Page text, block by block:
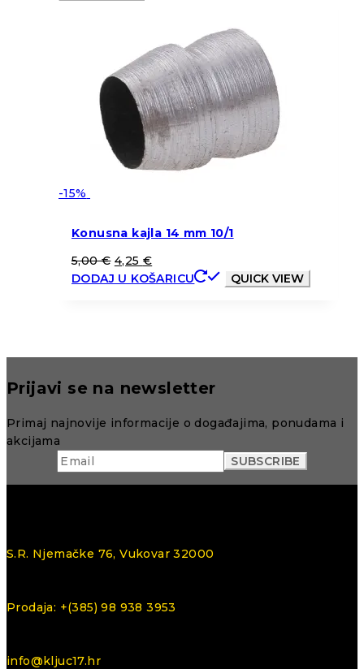
-15%
Konusna kajla 14 mm 10/1
5,00€ 4,25 €
DODAJ U KOŠARICU
QUICK VIEW
Prijavi se na newsletter
Primaj najnovije informacije o događajima, ponudama i
akcijama
S.R. Njemačke 76, Vukovar 32000
Prodaja: +(385) 98 938 3953
info@kljuc17.hr